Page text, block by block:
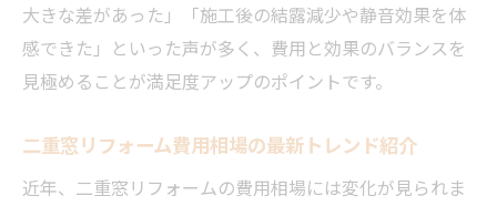
大きな差があった」「施工後の結露減少や静音効果を体
感できた」といった声が多く、費用と効果のバランスを
見極めることが満足度アップのポイントです。
二重窓リフォーム費用相場の最新トレンド紹介
近年、二重窓リフォームの費用相場には変化が見られま